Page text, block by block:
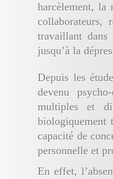
harcèlement, la
collaborateurs,
travaillant
jusqu’à la
Depuis les
devenu
multiples et
biologiquement
capacité de
personnelle et
En effet,